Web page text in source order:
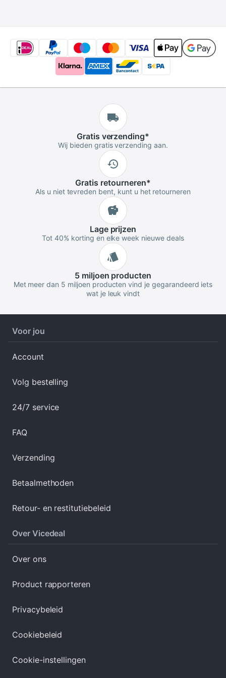
Gratis verzending*
Wij bieden gratis verzending aan.
Gratis retourneren*
Als u niet tevreden bent, kunt u het retourneren
Lageprijzen
Tot 40% korting en elke week nieuwe deals
5 miljoen producten
Met meer dan 5 miljoen producten vind je gegarandeerd iets
wat je leuk vindt
Voor jou
Account
Volg bestelling
24/7 service
FAQ
Verzending
Betaalmethoden
Retour- en restitutiebeleid
Over Vicedeal
Over ons
Product rapporteren
Privacybeleid
Cookiebeleid
Cookie-instellingen